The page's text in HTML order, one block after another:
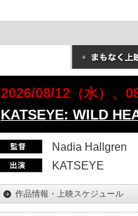
2026/08/12（水）、
KATSEYE: WILD
Nadia Hallgren
KATSEYE
作品情報・上映スケジュール